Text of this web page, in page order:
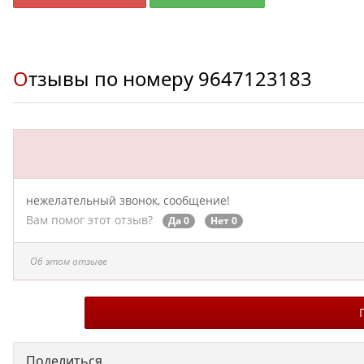
Отзывы по номеру 9647123183
нежелательный звонок, сообщение!
Вам помог этот отзыв?
Да 0 Нет 0
Об этом отзыве